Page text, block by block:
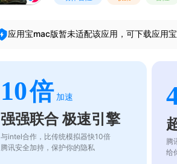
应用宝mac版暂未适配该应用，可下载应用
10倍 加速
强强联合 极速引擎
与intel合作，比传统模拟器快10倍
腾讯安全加持，保护你的隐私
腾
给